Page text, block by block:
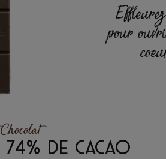
pour
74% DE CACAO